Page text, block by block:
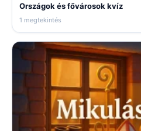
Országok és fővárosok kvíz
1 megtekintés